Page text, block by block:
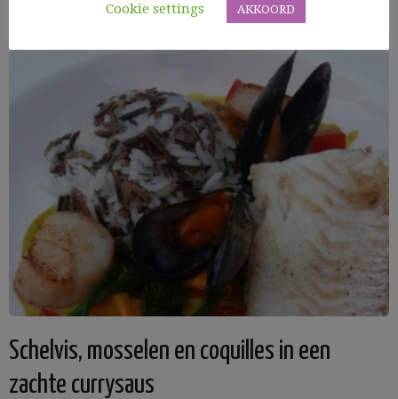
Schelvis, mosselen en coquilles in een
zachte currysaus
Cookie settings
AKKOORD